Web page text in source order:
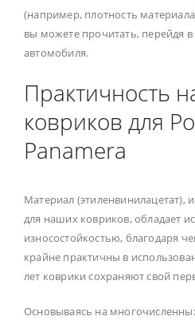
(например, плотность
вы можете прочитать, перейдя
автомобиля.
Практичность
ковриков для
Panamera
Материал (этиленвинилацетат),
для наших ковриков, обладает
износостойкостью, благодаря
крайне практичны в
лет коврики сохраняют свой
Основываясь на